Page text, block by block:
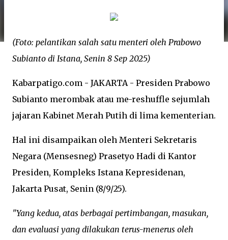
(Foto: pelantikan salah satu menteri oleh Prabowo
Subianto di Istana, Senin 8 Sep 2025)
Kabarpatigo.com - JAKARTA - Presiden Prabowo
Subianto merombak atau me-reshuffle sejumlah
jajaran Kabinet Merah Putih di lima kementerian.
Hal ini disampaikan oleh Menteri Sekretaris
Negara (Mensesneg) Prasetyo Hadi di Kantor
Presiden, Kompleks Istana Kepresidenan,
Jakarta Pusat, Senin (8/9/25).
"Yang kedua, atas berbagai pertimbangan, masukan,
dan evaluasi yang dilakukan terus-menerus oleh